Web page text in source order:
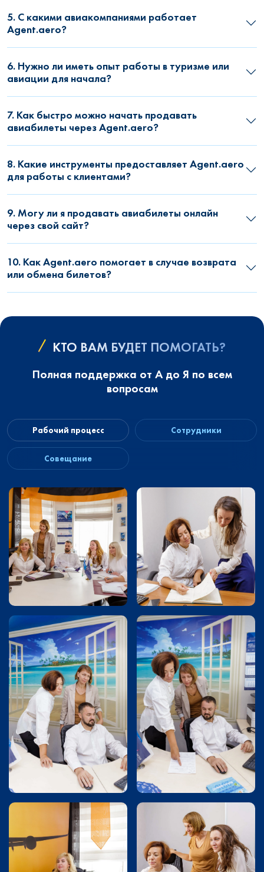
5. С какими авиакомпаниями работает
Agent.aero?
6. Нужно ли иметь опыт работы в туризме или
авиации для начала?
7. Как быстро можно начать продавать
авиабилеты через Agent.aero?
8. Какие инструменты предоставляет Agent.aero
для работы с клиентами?
9. Могу ли я продавать авиабилеты онлайн
через свой сайт?
10. Как Agent.aero помогает в случае возврата
или обмена билетов?
КТО ВАМ БУДЕТ ПОМОГАТЬ?
Полная поддержка от А до Я по всем
вопросам
Рабочий процесс Сотрудники
Совещание